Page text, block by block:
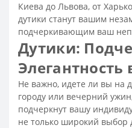
Теплые сапоги женские
Сапоги весенние женские
Женские сапоги на каблуке
Женские кожаные сапоги
Модные зимние сапоги
Сапоги зимние женские на
Зимние сапоги остроносые
Киева до Львова, от
дутики станут вашим
подчеркивающим ваш
Дутики:
Элегантность
Не важно, идете ли вы на
городу или вечерний
подчеркнут вашу
не только широкий выбор